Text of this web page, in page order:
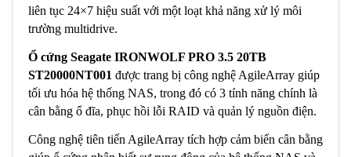
liên tục 24×7 hiệu suất với một loạt khả năng xử lý môi
trường multidrive.
Ổ cứng Seagate IRONWOLF PRO 3.5 20TB
ST20000NT001 được trang bị công nghệ AgileArray giúp
tối ưu hóa hệ thống NAS, trong đó có 3 tính năng chính là
cân bằng ổ đĩa, phục hồi lỗi RAID và quản lý nguồn điện.
Công nghệ tiên tiến AgileArray tích hợp cảm biến cân bằng